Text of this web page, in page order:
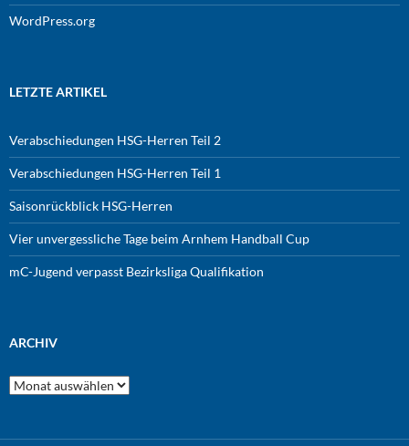
WordPress.org
LETZTE ARTIKEL
Verabschiedungen HSG-Herren Teil 2
Verabschiedungen HSG-Herren Teil 1
Saisonrückblick HSG-Herren
Vier unvergessliche Tage beim Arnhem Handball Cup
mC-Jugend verpasst Bezirksliga Qualifikation
ARCHIV
Archiv